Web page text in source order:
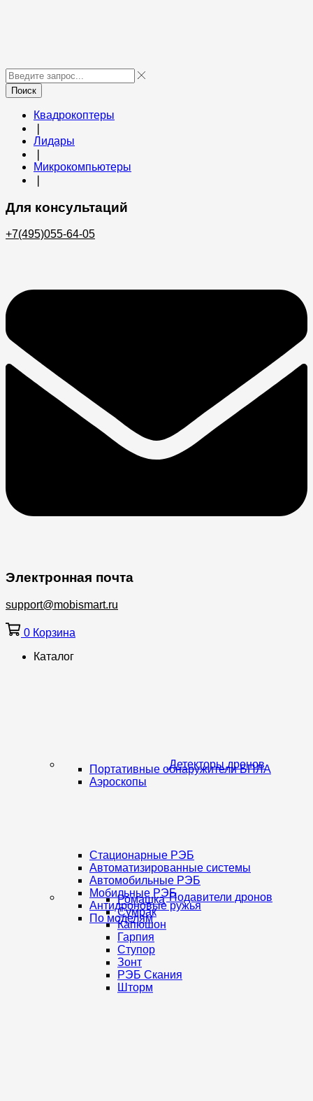
Поиск
Квадрокоптеры
Лидары
Микрокомпьютеры
Для консультаций
+7(495)055-64-05
Электронная почта
support@mobismart.ru
0 Корзина
Каталог
Детекторы дронов
Портативные обнаружители БПЛА
Аэроскопы
Подавители дронов
Стационарные РЭБ
Автоматизированные системы
Автомобильные РЭБ
Мобильные РЭБ
Антидроновые ружья
По моделям
Ромашка
Сумрак
Капюшон
Гарпия
Ступор
Зонт
РЭБ Скания
Шторм